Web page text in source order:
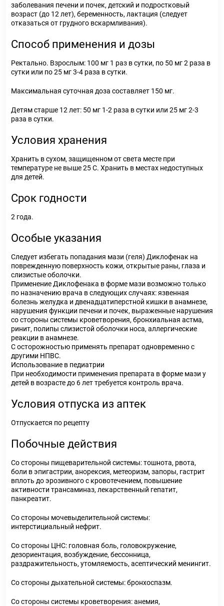
заболевания печени и почек, детский и подростковый
возраст (до 12 лет), беременность, лактация (следует
отказаться от грудного вскармливания).
Способ применения и дозы
Ректально. Взрослым: 100 мг 1 раз в сутки, по 50 мг 2 раза в
сутки или по 25 мг 3-4 раза в сутки.
Максимальная суточная доза составляет 150 мг.
Детям старше 12 лет: 50 мг 1-2 раза в сутки или 25 мг 2-3
раза в сутки.
Условия хранения
Хранить в сухом, защищенном от света месте при
температуре не выше 25 С. Хранить в местах недоступных
для детей.
Срок годности
2 года.
Особые указания
Следует избегать попадания мази (геля) Диклофенак на
поврежденную поверхность кожи, открытые раны, глаза и
слизистые оболочки.
Применение Диклофенака в форме мази возможно только
по назначению врача в следующих случаях: язвенная
болезнь желудка и двенадцатиперстной кишки в анамнезе,
нарушения функции печени и почек, выраженные нарушения
со стороны системы кроветворения, бронхиальная астма,
ринит, полипы слизистой оболочки носа, аллергические
реакции в анамнезе.
С осторожностью применять препарат одновременно с
другими НПВС.
Использование в педиатрии
При необходимости применения препарата в форме мази у
детей в возрасте до 6 лет требуется контроль врача.
Условия отпуска из аптек
Отпускается по рецепту
Побочные действия
Со стороны пищеварительной системы: тошнота, рвота,
боли в эпигастрии, анорексия, метеоризм, запоры, гастрит
вплоть до эрозивного с кровотечением, повышение
активности трансаминаз, лекарственный гепатит,
панкреатит.
Со стороны мочевыделительной системы:
интерстициальный нефрит.
Со стороны ЦНС: головная боль, головокружение,
дезориентация, возбуждение, бессонница,
раздражительность, утомляемость, асептический менингит.
Со стороны дыхательной системы: бронхоспазм.
Со стороны системы кроветворения: анемия,